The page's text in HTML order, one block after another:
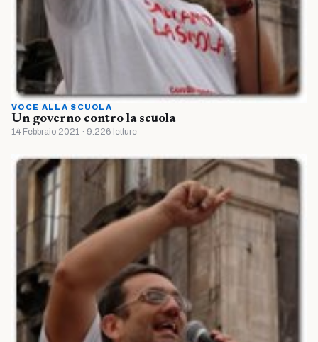
VOCE ALLA SCUOLA
Un governo contro la scuola
14 Febbraio 2021 · 9.226 letture